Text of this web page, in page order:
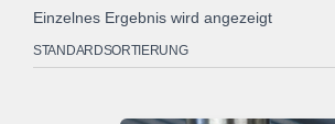
Einzelnes Ergebnis wird angezeigt